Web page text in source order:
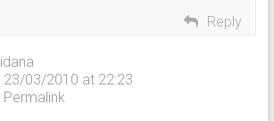
Reply
idana
23/03/2010 at 22:23
Permalink